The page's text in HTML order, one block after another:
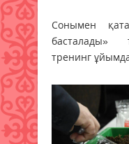
Сонымен
басталады»
тренинг